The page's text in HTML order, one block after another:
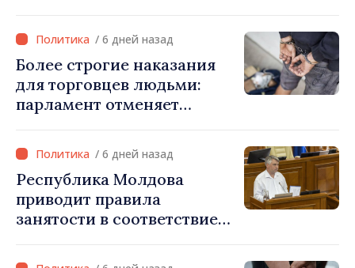
стандартами ЕС
/ 6 дней назад
Более строгие наказания
для торговцев людьми:
парламент отменяет
освобождения от
наказания в тяжких
случаях
/ 6 дней назад
Республика Молдова
приводит правила
занятости в соответствие
права для безработных и